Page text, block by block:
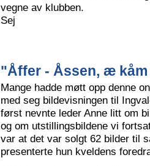
vegne av klubben.
Sej
"Åffer - Åssen, æ
Mange hadde møtt opp denne
med seg bildevisningen til
først nevnte leder Anne litt om
og om utstillingsbildene vi
var at det var solgt 62 bilder til
presenterte hun kveldens